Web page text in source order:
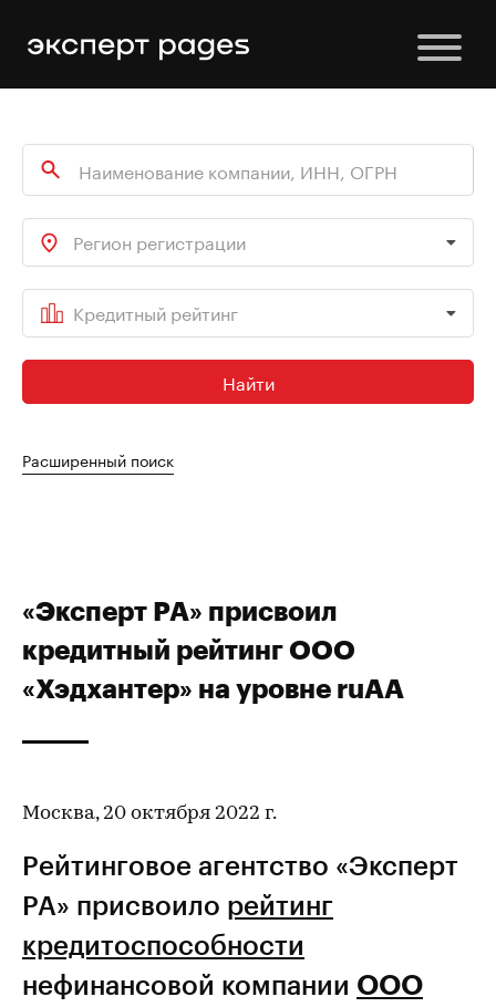
Регион регистрации
Кредитный рейтинг
Найти
Расширенный поиск
«Эксперт РА» присвоил
кредитный рейтинг ООО
«Хэдхантер» на уровне ruАА
Москва, 20 октября 2022 г.
Рейтинговое агентство «Эксперт
РА» присвоило рейтинг
кредитоспособности
нефинансовой компании ООО